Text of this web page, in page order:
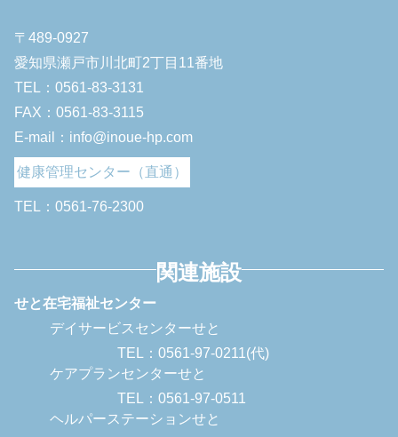
〒489-0927
愛知県瀬戸市川北町2丁目11番地
TEL：0561-83-3131
FAX：0561-83-3115
E-mail：info@inoue-hp.com
健康管理センター（直通）
TEL：0561-76-2300
関連施設
せと在宅福祉センター
デイサービスセンターせと
TEL：0561-97-0211(代)
ケアプランセンターせと
TEL：0561-97-0511
ヘルパーステーションせと